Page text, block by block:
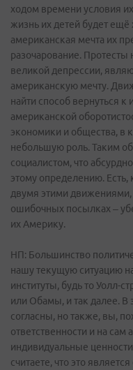
ходом времени условия
жизнь их детей будет
американская мечта их
разочарование. Протесты
великой депрессии,
американскую мечту.
найти способ вернуться
американской
экономики и общества, в
небольшую роль. Таким
социалистом, что
этому определению.
двумя этими движениями,
ошибочных посылках –
их Америку.
НП: Большинство
нашу текущую ситуацию
институты, будь то Уолл-
или Обамы, и так далее. В
согласны, но также, вы,
ответственности и на сам
индивидуальные
считаете, что это